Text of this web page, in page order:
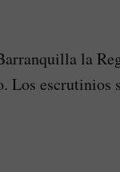
la
escrutinios